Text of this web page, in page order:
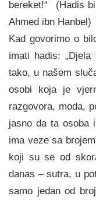
bereket!“ (Hadis
Ahmed ibn Hanbel)
Kad govorimo o
imati hadis:
tako, u našem
osobi koja je
razgovora, mo‍da,
jasno da ta osoba
ima veze sa
koji su se od
danas – sutra, u
samo jedan od